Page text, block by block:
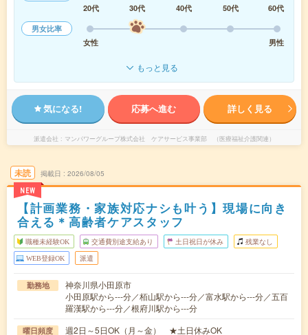
20代
30代 40代 50代
60代
男女比率
女性
男性
もっと見る
気になる! 応募へ進む 詳しく見る
派遣会社 マンパワーグループ株式会社 ケアサービス事業部 （医療福祉介護関連）
未読
NEW
掲載日 2026/08/05
【計画業務・家族対応ナシも叶う】現場に向き
合える＊高齢者ケアスタッフ
職種未経験OK 交通費別途支給あり 土日祝日が休み 残業なし
WEB登録OK 派遣
勤務地
神奈川県小田原市
小田原駅から---分／栢山駅から---分／富水駅から---分／五百
羅漢駅から---分／根府川駅から---分
曜日頻度 週2日～5日OK（月～金） ★土日休みOK